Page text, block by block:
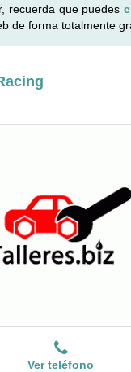
recuerda que puedes
de forma totalmente
Ver teléfono